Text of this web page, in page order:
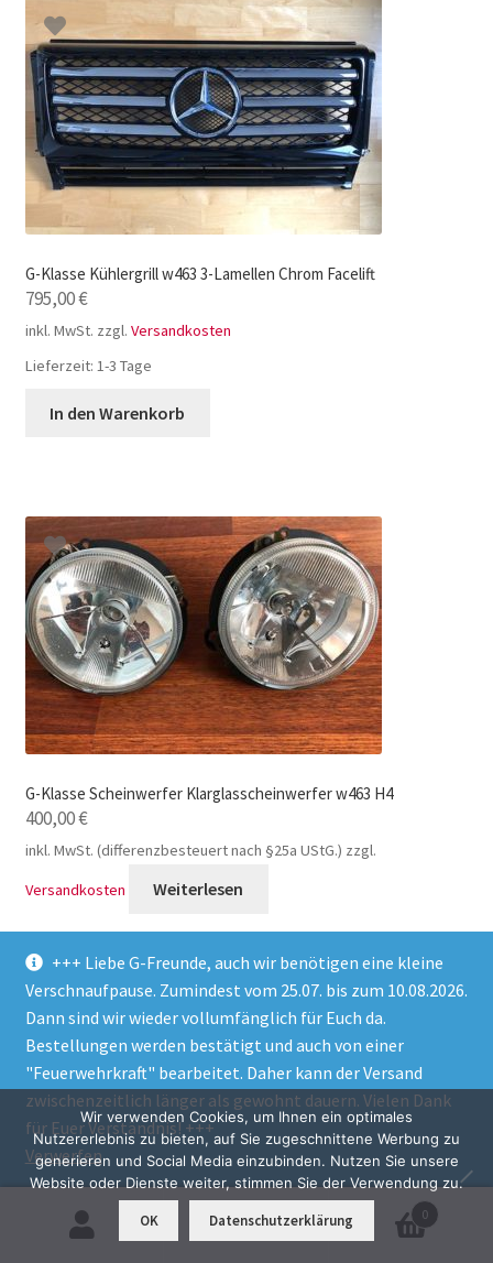
+++ Liebe G-Freunde, auch wir benötigen eine kleine
Verschnaufpause. Zumindest vom 25.07. bis zum 10.08.2026.
Dann sind wir wieder vollumfänglich für Euch da.
Bestellungen werden bestätigt und auch von einer
"Feuerwehrkraft" bearbeitet. Daher kann der Versand
zwischenzeitlich länger als gewohnt dauern. Vielen Dank
für Euer Verständnis! +++
Verwerfen
G-Klasse Kühlergrill w463 3-Lamellen Chrom Facelift
795,00€
inkl. MwSt. zzgl. Versandkosten
Lieferzeit: 1-3 Tage
In den Warenkorb
G-Klasse Scheinwerfer Klarglasscheinwerfer w463 H4
400,00€
inkl. MwSt. (differenzbesteuert nach §25a UStG.) zzgl.
Versandkosten
Weiterlesen
0
Wir verwenden Cookies, um Ihnen ein optimales
Nutzererlebnis zu bieten, auf Sie zugeschnittene Werbung zu
generieren und Social Media einzubinden. Nutzen Sie unsere
Website oder Dienste weiter, stimmen Sie der Verwendung zu.
OK Datenschutzerklärung